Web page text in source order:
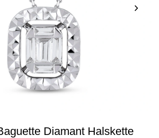
Diamant Halskette